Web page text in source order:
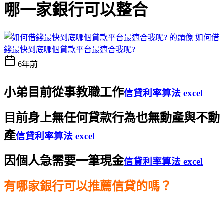
哪一家銀行可以整合
如何借
錢最快到底哪個貸款平台最適合我呢?
6年前
小弟目前從事教職工作信貸利率算法 excel
目前身上無任何貸款行為也無動產與不動
產信貸利率算法 excel
因個人急需要一筆現金信貸利率算法 excel
有哪家銀行可以推薦信貸的嗎？